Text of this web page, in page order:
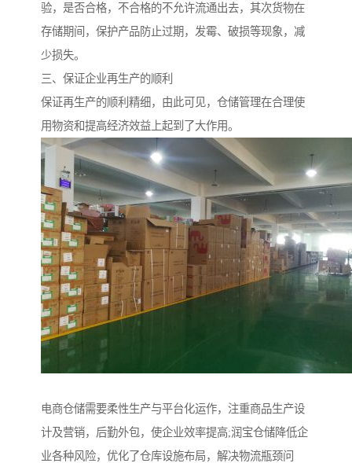
验，是否合格，不合格的不允许流通出去，其次货物在
存储期间，保护产品防止过期，发霉、破损等现象，减
少损失。
三、保证企业再生产的顺利
保证再生产的顺利精细，由此可见，仓储管理在合理使
用物资和提高经济效益上起到了大作用。
电商仓储需要柔性生产与平台化运作，注重商品生产设
计及营销，后勤外包，使企业效率提高;润宝仓储降低企
业各种风险，优化了仓库设施布局，解决物流瓶颈问